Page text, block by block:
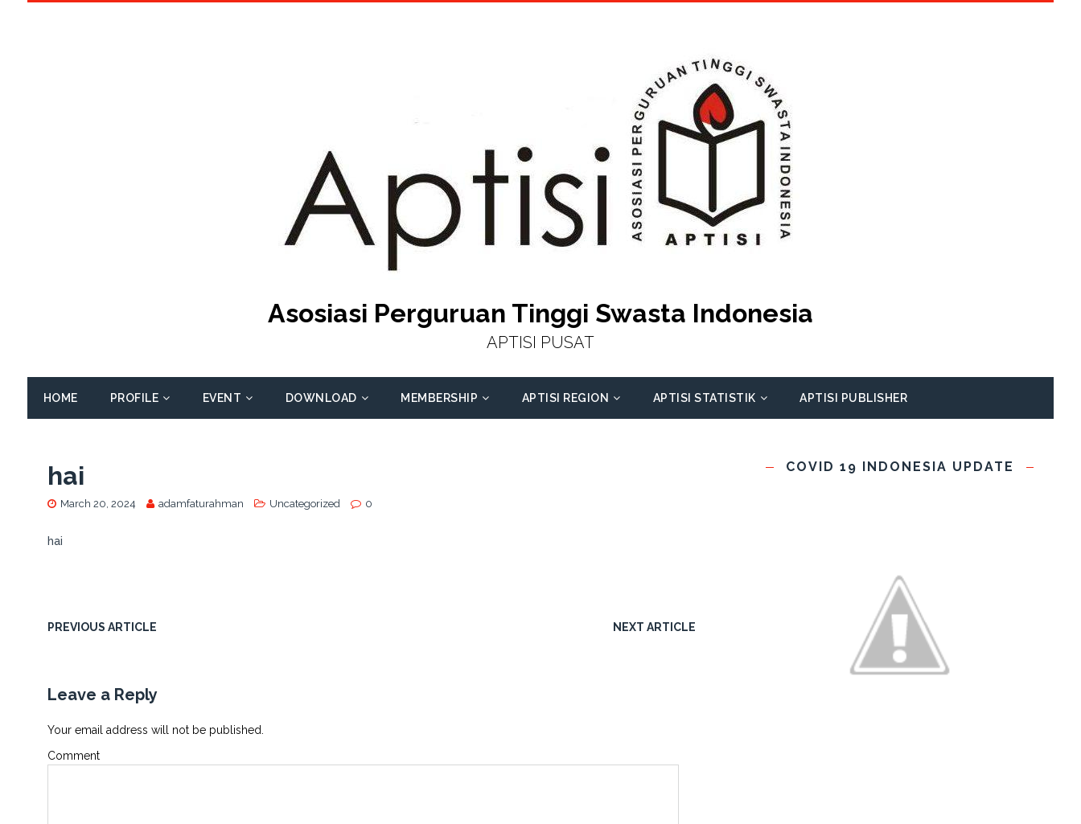
Asosiasi Perguruan Tinggi Swasta Indonesia
APTISI PUSAT
HOME PROFILE EVENT DOWNLOAD MEMBERSHIP APTISI REGION APTISI STATISTIK APTISI PUBLISHER
hai
March 20, 2024 adamfaturahman Uncategorized 0
hai
PREVIOUS ARTICLE NEXT ARTICLE
Leave a Reply
Your email address will not be published.
Comment
COVID 19 INDONESIA UPDATE